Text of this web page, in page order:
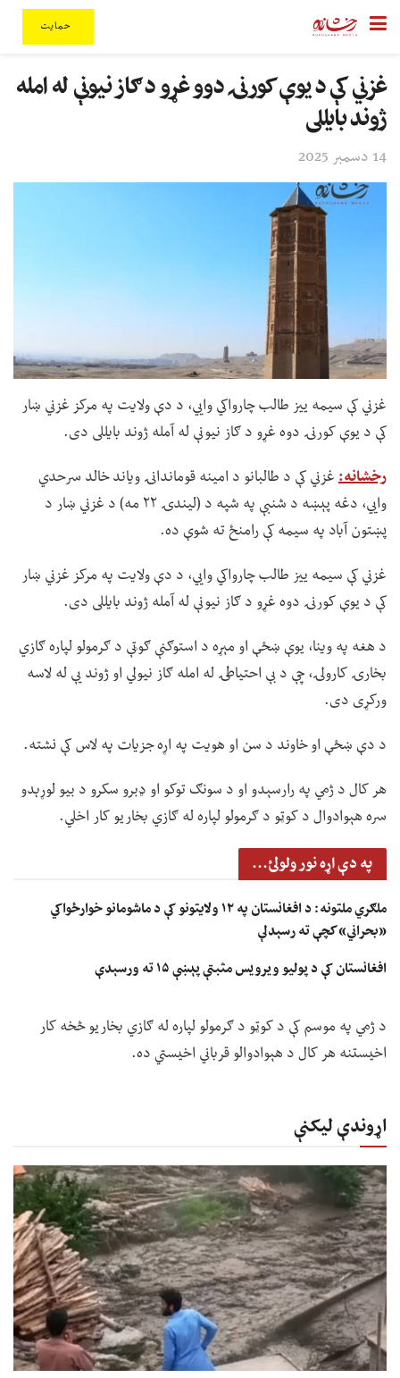
حمایت
غزني کې د یوې کورنۍ دوو غړو د ګاز نیونې له امله
ژوند بایللی
14 دسمبر 2025
غزني کې سیمه ییز طالب چارواکي وايي، د دې ولایت په مرکز غزني ښار
کې د یوې کورنۍ دوه غړو د ګاز نیونې له آمله ژوند بایللی دی.
رخشانه:غزني کې د طالبانو د امینه قوماندانۍ ویاند خالد سرحدي
وايي، دغه پېښه د شنبې په شپه د (لیندۍ ۲۲ مه) د غزني ښار د
پښتون آباد په سیمه کې رامنځ ته شوې ده.
غزني کې سیمه ییز طالب چارواکي وايي، د دې ولایت په مرکز غزني ښار
کې د یوې کورنۍ دوه غړو د ګاز نیونې له آمله ژوند بایللی دی.
د هغه په وینا، یوې ښځې او مېړه د استوګنې ګوټې د ګرمولو لپاره ګازي
بخارۍ کارولۍ، چې د بې احتیاطۍ له امله ګاز نیولي او ژوند یې له لاسه
ورکړی دی.
د دې ښځې او خاوند د سن او هویت په اړه جزیات په لاس کې نشته.
هر کال د ژمي په رارسېدو او د سونګ توکو او ډبرو سکرو د بیو لوړېدو
سره هېوادوال د کوټو د ګرمولو لپاره له ګازي بخاریو کار اخلي.
په دې اړه نور ولولئ...
ملګري ملتونه: د افغانستان په ۱۲ ولایتونو کې د ماشومانو خوارځواکي
«بحراني» کچې ته رسېدلې
افغانستان کې د پولیو ویرویس مثبتې پېښې ۱۵ ته ورسېدې
د ژمي په موسم کې د کوټو د ګرمولو لپاره له ګازي بخاریو څخه کار
اخیستنه هر کال د هېوادوالو قرباني اخیستي ده.
اړوندې لیکنې